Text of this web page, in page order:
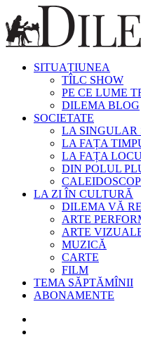
SITUAȚIUNEA
TÎLC SHOW
PE CE LUME
DILEMA BLOG
SOCIETATE
LA SINGULAR
LA FAȚA
LA FAȚA
DIN POLUL
LA ZI ÎN CULTURĂ
DILEMA VĂ
ARTE
ARTE
MUZICĂ
CARTE
FILM
TEMA SĂPTĂMÎNII
ABONAMENTE